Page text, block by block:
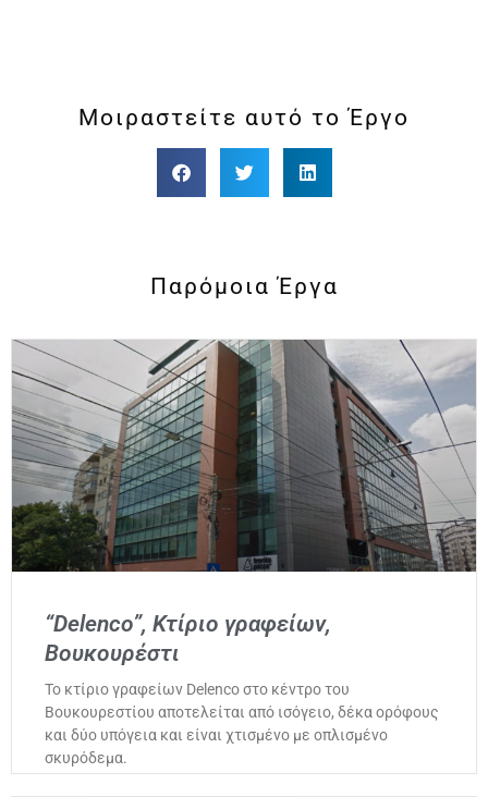
Μοιραστείτε αυτό το Έργο
Παρόμοια Έργα
“Delenco”, Κτίριο γραφείων,
Βουκουρέστι
Το κτίριο γραφείων Delenco στο κέντρο του
Βουκουρεστίου αποτελείται από ισόγειο, δέκα ορόφους
και δύο υπόγεια και είναι χτισμένο με οπλισμένο
σκυρόδεμα.